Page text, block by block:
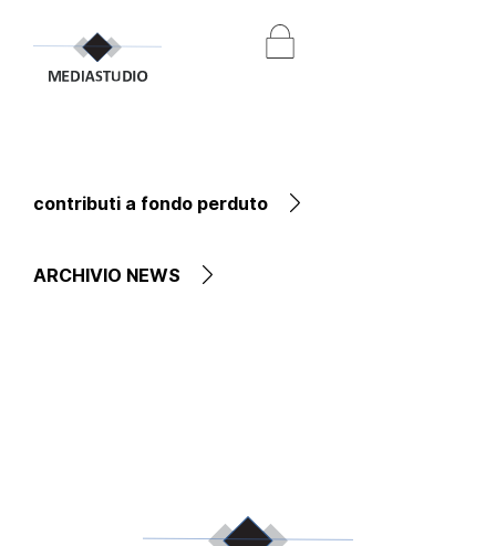
contributi a fondo perduto
ARCHIVIO NEWS